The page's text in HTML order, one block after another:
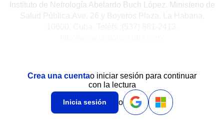
Instituto de Nefrología Abelardo Buch López. Ministerio de
Crea una cuentao iniciar sesión para continuar
con la lectura
Inicia sesión o